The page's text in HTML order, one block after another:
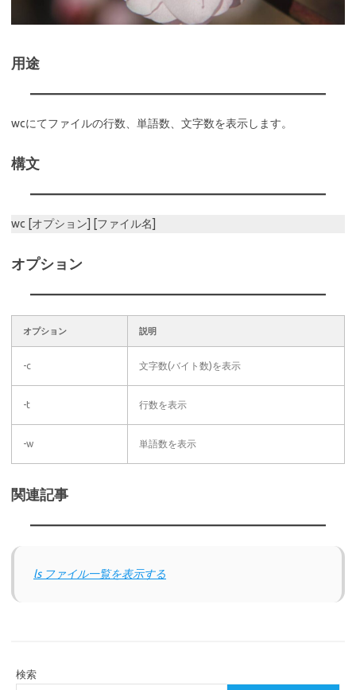
用途
wcにてファイルの行数、単語数、文字数を表示します。
構文
wc [オプション] [ファイル名]
オプション
オプション 説明
-c 文字数(バイト数)を表示
-t 行数を表示
-w 単語数を表示
関連記事
ls ファイル一覧を表示する
検索